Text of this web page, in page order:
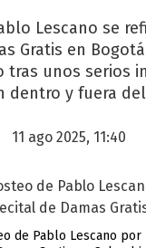
Lescano se
Gratis en
tras unos serios
dentro y fuera
11 ago 2025, 11:40
de Pablo Lescano